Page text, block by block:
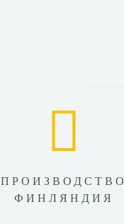
ПРОИЗВОДСТВО
ФИНЛЯНДИЯ